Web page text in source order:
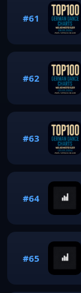
#61
#62
#63
#64
#65